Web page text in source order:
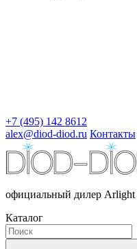
+7 (495) 142 8612
alex@diod-diod.ru Контакты
официальный дилер Arlight
Каталог